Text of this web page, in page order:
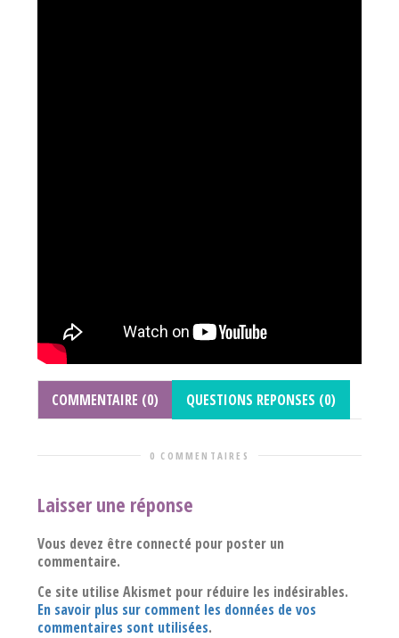
COMMENTAIRE (0) QUESTIONS REPONSES (0)
0 COMMENTAIRES
Laisser une réponse
Vous devez être connecté pour poster un
commentaire.
Ce site utilise Akismet pour réduire les indésirables.
En savoir plus sur comment les données de vos
commentaires sont utilisées.